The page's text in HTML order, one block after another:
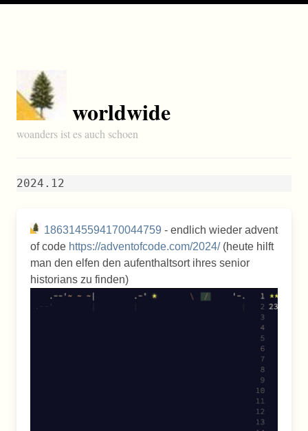
worldwide
woanders ist es auch schoen
2024.12
1863145594170044759 - endlich wieder advent
of code https://adventofcode.com/2024/(heute hilft
man den elfen den aufenthaltsort ihres senior
historians zu finden)